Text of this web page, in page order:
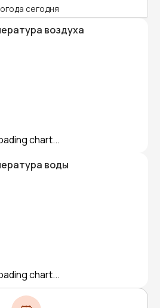
сегодня
воздуха
chart...
воды
chart...